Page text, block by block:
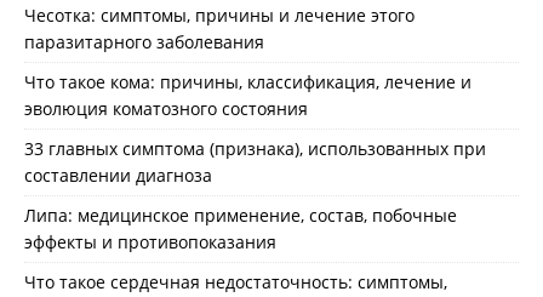
Чесотка: симптомы, причины и лечение этого
паразитарного заболевания
Что такое кома: причины, классификация, лечение и
эволюция коматозного состояния
33 главных симптома (признака), использованных при
составлении диагноза
Липа: медицинское применение, состав, побочные
эффекты и противопоказания
Что такое сердечная недостаточность: симптомы,